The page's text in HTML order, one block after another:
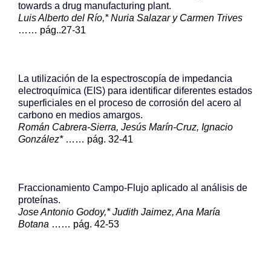
towards a drug manufacturing plant.
Luis Alberto del Río,* Nuria Salazar y Carmen Trives
…… pág..27-31
La utilización de la espectroscopía de impedancia
electroquímica (EIS) para identificar diferentes estados
superficiales en el proceso de corrosión del acero al
carbono en medios amargos.
Román Cabrera-Sierra, Jesús Marín-Cruz, Ignacio
González* …… pág. 32-41
Fraccionamiento Campo-Flujo aplicado al análisis de
proteínas.
Jose Antonio Godoy,* Judith Jaimez, Ana María
Botana …… pág. 42-53